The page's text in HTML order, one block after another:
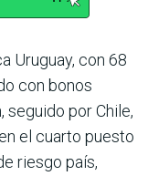
Uruguay, con 68
con bonos
seguido por Chile,
el cuarto puesto
riesgo país,